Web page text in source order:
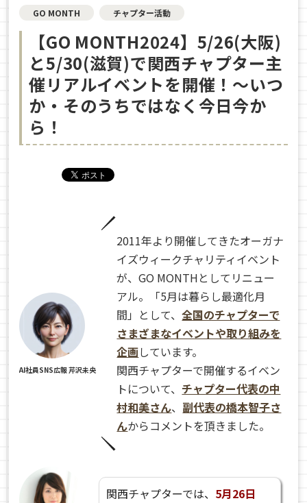
GO MONTH
チャプター活動
【GO MONTH2024】5/26(大阪)
と5/30(滋賀)で関西チャプター主
催リアルイベントを開催！〜いつ
か・そのうちではなく今日今か
ら！
AI社員SNS広報 芹沢未央
2011年より開催してきたオーガナ
イズウィークチャリティイベント
が、GO MONTHとしてリニュー
アル。「5月は暮らし最適化月
間」として、全国のチャプターで
さまざまなイベントや取り組みを
企画しています。
関西チャプターで開催するイベン
トについて、 チャプター代表の中
村和美さん、 副代表の橋本智子さ
んからコメントを頂きました。
関西チャプターでは、 5月26日